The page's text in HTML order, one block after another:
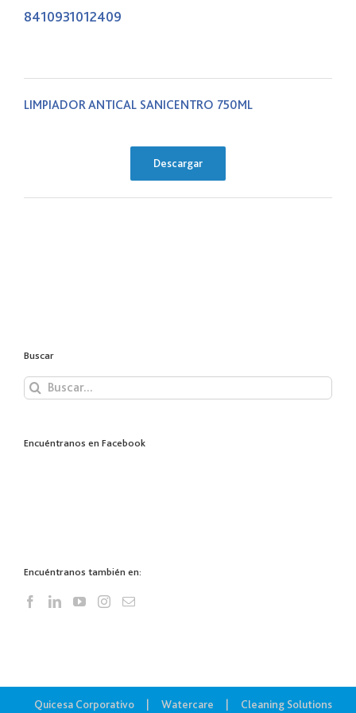
8410931012409
LIMPIADOR ANTICAL SANICENTRO 750ML
Descargar
Buscar
Buscar:
Encuéntranos en Facebook
Encuéntranos también en:
Quicesa Corporativo Watercare Cleaning Solutions